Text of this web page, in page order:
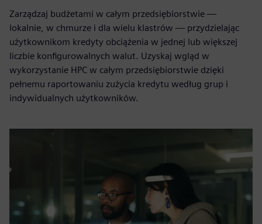
Zarządzaj budżetami w całym przedsiębiorstwie —
lokalnie, w chmurze i dla wielu klastrów — przydzielając
użytkownikom kredyty obciążenia w jednej lub większej
liczbie konfigurowalnych walut. Uzyskaj wgląd w
wykorzystanie HPC w całym przedsiębiorstwie dzięki
pełnemu raportowaniu zużycia kredytu według grup i
indywidualnych użytkowników.